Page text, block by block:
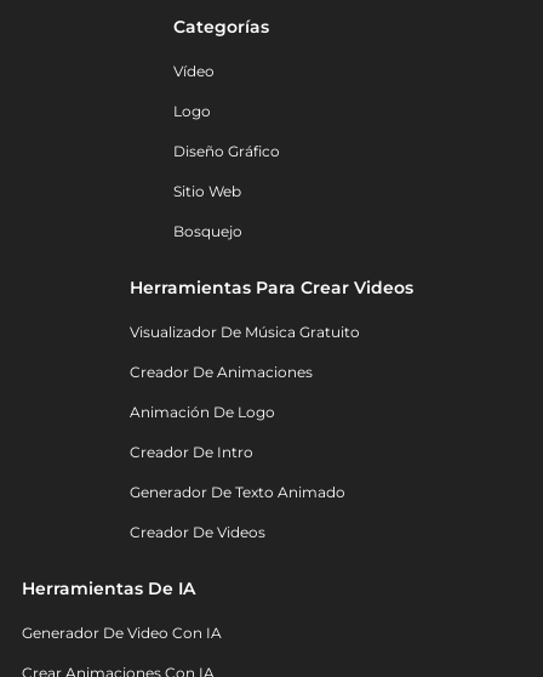
Categorías
Vídeo
Logo
Diseño Gráfico
Sitio Web
Bosquejo
Herramientas Para Crear Videos
Visualizador De Música Gratuito
Creador De Animaciones
Animación De Logo
Creador De Intro
Generador De Texto Animado
Creador De Videos
Herramientas De IA
Generador De Video Con IA
Crear Animaciones Con IA